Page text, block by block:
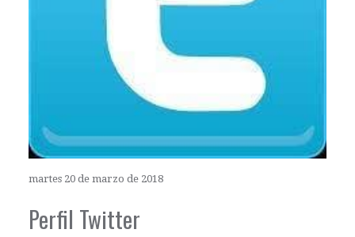
martes 20 de marzo de 2018
Perfil Twitter